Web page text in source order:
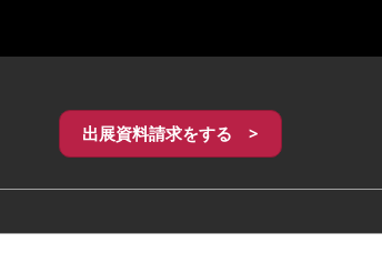
出展資料請求をする >